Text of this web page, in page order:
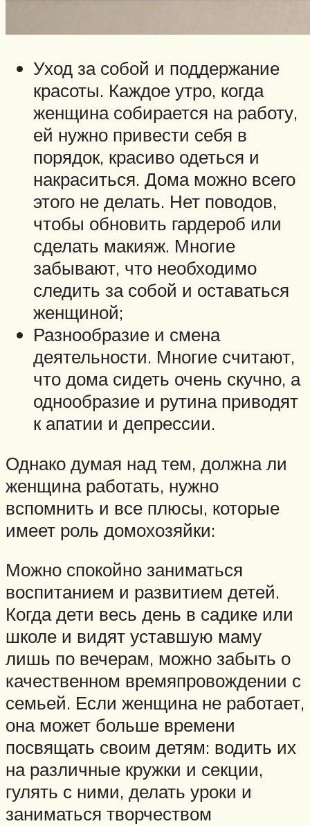
Уход за собой и поддержание
красоты. Каждое утро, когда
женщина собирается на работу,
ей нужно привести себя в
порядок, красиво одеться и
накраситься. Дома можно всего
этого не делать. Нет поводов,
чтобы обновить гардероб или
сделать макияж. Многие
забывают, что необходимо
следить за собой и оставаться
женщиной;
Разнообразие и смена
деятельности. Многие считают,
что дома сидеть очень скучно, а
однообразие и рутина приводят
к апатии и депрессии.
Однако думая над тем, должна ли
женщина работать, нужно
вспомнить и все плюсы, которые
имеет роль домохозяйки:
Можно спокойно заниматься
воспитанием и развитием детей.
Когда дети весь день в садике или
школе и видят уставшую маму
лишь по вечерам, можно забыть о
качественном времяпровождении с
семьей. Если женщина не работает,
она может больше времени
посвящать своим детям: водить их
на различные кружки и секции,
гулять с ними, делать уроки и
заниматься творчеством